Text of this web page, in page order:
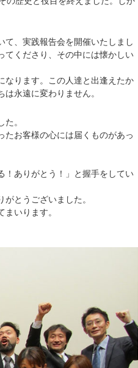
、実践報告会を開催いたしまし
てくださり、その中には懐かしい
ります。この人達と出逢えたか
永遠に変わりません。
。
お客様の心には届くものがあっ
ありがとう！」と握手をしてい
とうございました。
いります。